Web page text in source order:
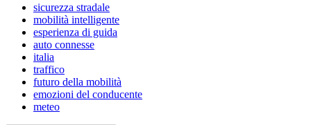
sicurezza stradale
mobilità intelligente
esperienza di guida
auto connesse
italia
traffico
futuro della mobilità
emozioni del conducente
meteo